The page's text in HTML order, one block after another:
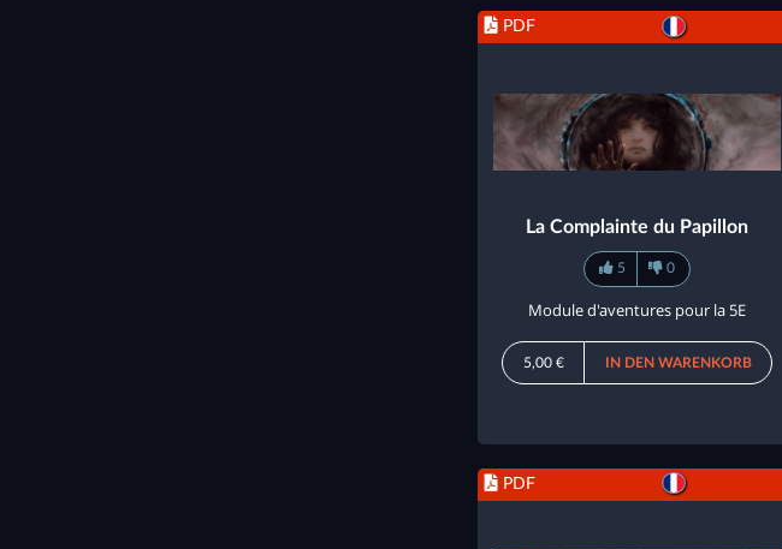
PDF
La Complainte du Papillon
5 0
Module d'aventures pour la 5E
5,00 € IN DEN WARENKORB
PDF